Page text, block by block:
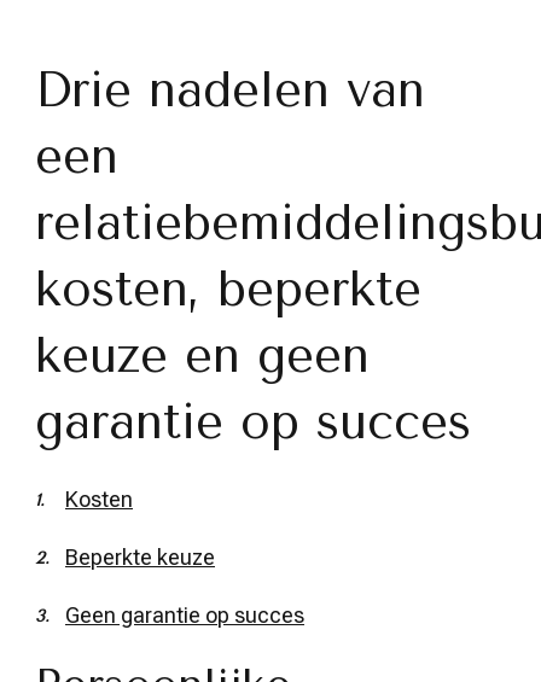
Drie nadelen van
een
kosten, beperkte
keuze en geen
garantie op succes
Kosten
Beperkte keuze
Geen garantie op succes